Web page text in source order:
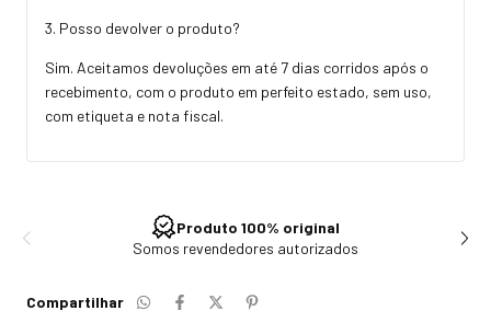
3. Posso devolver o produto?
Sim. Aceitamos devoluções em até 7 dias corridos após o
recebimento, com o produto em perfeito estado, sem uso,
com etiqueta e nota fiscal.
Produto 100% original
Somos revendedores autorizados
Compartilhar